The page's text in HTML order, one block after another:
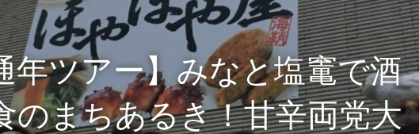
年ツアー】みなと塩竃で酒
のまちあるき！甘辛両党大